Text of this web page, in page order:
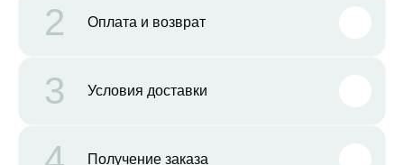
2 Оплата и возврат
3 Условия доставки
Получение заказа